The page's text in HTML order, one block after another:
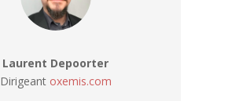
Laurent Depoorter
Dirigeant oxemis.com